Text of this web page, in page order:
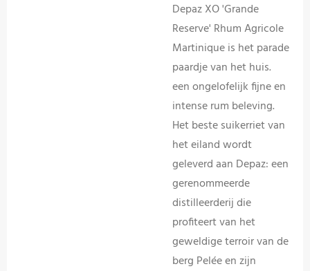
Depaz XO 'Grande
Reserve' Rhum Agricole
Martinique is het parade
paardje van het huis.
een ongelofelijk fijne en
intense rum beleving.
Het beste suikerriet van
het eiland wordt
geleverd aan Depaz: een
gerenommeerde
distilleerderij die
profiteert van het
geweldige terroir van de
berg Pelée en zijn